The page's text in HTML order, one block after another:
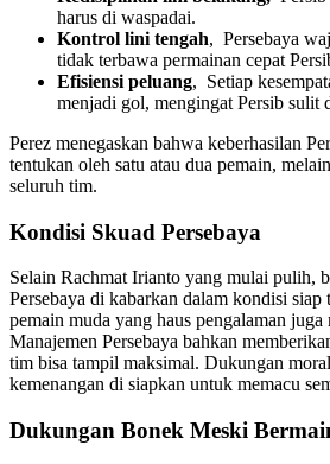
harus di waspadai.
Kontrol lini tengah, Persebaya
tidak terbawa permainan cepat
Efisiensi peluang, Setiap
menjadi gol, mengingat Persib sulit
Perez menegaskan bahwa keberhasilan
tentukan oleh satu atau dua pemain,
seluruh tim.
Kondisi Skuad Persebaya
Selain Rachmat Irianto yang mulai pulih,
Persebaya di kabarkan dalam kondisi siap
pemain muda yang haus pengalaman
Manajemen Persebaya bahkan
tim bisa tampil maksimal. Dukungan
kemenangan di siapkan untuk memacu
Dukungan Bonek Meski